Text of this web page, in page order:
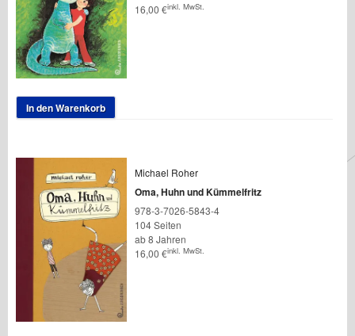
16,00 €inkl. MwSt.
In den Warenkorb
Michael Roher
Oma, Huhn und Kümmelfritz
978-3-7026-5843-4
104 Seiten
ab 8 Jahren
16,00 €inkl. MwSt.